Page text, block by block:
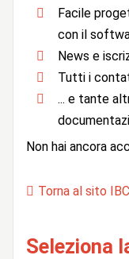
Facile
con il
News e
Tutti i
... e tante
Non hai ancora
Torna al sito
Seleziona